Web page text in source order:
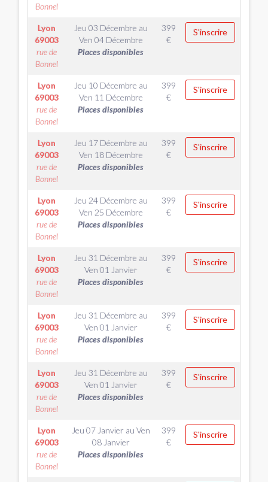
Bonnel
Lyon
69003
rue de
Bonnel
Jeu 03 Décembre au
Ven 04 Décembre
Places disponibles
399
€
S'inscrire
Lyon
69003
rue de
Bonnel
Jeu 10 Décembre au
Ven 11 Décembre
Places disponibles
399
€
S'inscrire
Lyon
69003
rue de
Bonnel
Jeu 17 Décembre au
Ven 18 Décembre
Places disponibles
399
€
S'inscrire
Lyon
69003
rue de
Bonnel
Jeu 24 Décembre au
Ven 25 Décembre
Places disponibles
399
€
S'inscrire
Lyon
69003
rue de
Bonnel
Jeu 31 Décembre au
Ven 01 Janvier
Places disponibles
399
€
S'inscrire
Lyon
69003
rue de
Bonnel
Jeu 31 Décembre au
Ven 01 Janvier
Places disponibles
399
€
S'inscrire
Lyon
69003
rue de
Bonnel
Jeu 31 Décembre au
Ven 01 Janvier
Places disponibles
399
€
S'inscrire
Lyon
69003
rue de
Bonnel
Jeu 07 Janvier au Ven
08 Janvier
Places disponibles
399
€
S'inscrire